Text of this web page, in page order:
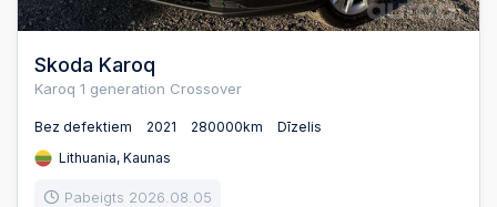
Skoda Karoq
Karoq 1 generation Crossover
Bez defektiem 2021 280000km
Dīzelis
Lithuania, Kaunas
Pabeigts 2026.08.05